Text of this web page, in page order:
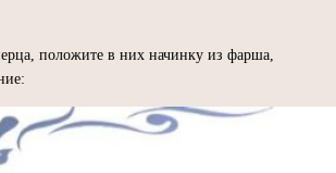
положите в них начинку из фарша,